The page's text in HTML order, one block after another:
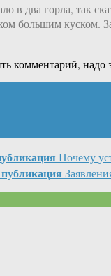
в два горла, так
большим куском.
комментарий, надо
Почему